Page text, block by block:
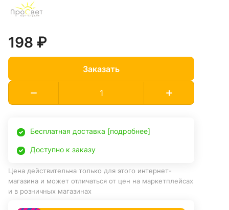
198 ₽
Заказать
Бесплатная доставка [подробнее]
Доступно к заказу
Цена действительна только для этого интернет-
магазина и может отличаться от цен на маркетплейсах
и в розничных магазинах